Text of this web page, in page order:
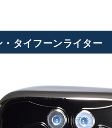
・タイフーンライター